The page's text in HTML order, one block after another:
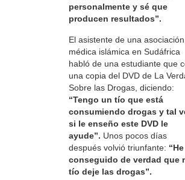
personalmente y sé que
producen resultados”.
El asistente de una asociación
médica islámica en Sudáfrica
habló de una estudiante que
una copia del DVD de La
Sobre las Drogas, diciendo:
“Tengo un tío que está
consumiendo drogas y tal
si le enseño este DVD le
ayude”. Unos pocos días
después volvió triunfante: “He
conseguido de verdad que
tío deje las drogas”.